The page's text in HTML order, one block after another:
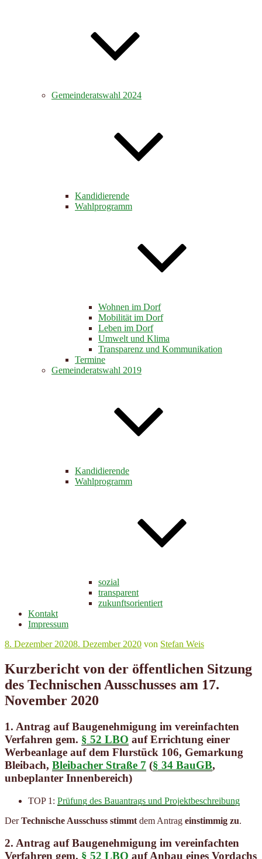
Gemeinderatswahl 2024
Kandidierende
Wahlprogramm
Wohnen im Dorf
Mobilität im Dorf
Leben im Dorf
Umwelt und Klima
Transparenz und Kommunikation
Termine
Gemeinderatswahl 2019
Kandidierende
Wahlprogramm
sozial
transparent
zukunftsorientiert
Kontakt
Impressum
Veröffentlicht
8. Dezember 20208. Dezember 2020 von Stefan Weis
Kurzbericht von der öffentlichen Sitzung
des Technischen Ausschusses am 17.
November 2020
1. Antrag aufBaugenehmigung im vereinfachten
Verfahren gem. § 52 LBO auf Errichtung einer
Werbeanlage auf dem Flurstück 106, Gemarkung
Bleibach, Bleibacher Straße 7 (§ 34 BauGB,
unbeplanter Innenbereich)
TOP 1: Prüfung des Bauantrags und Projektbeschreibung
DerTechnische Ausschuss stimmt dem Antrag einstimmig zu.
2. Antrag aufBaugenehmigung im vereinfachten
Verfahren gem. § 52 LBO auf Anbau eines Vordachs